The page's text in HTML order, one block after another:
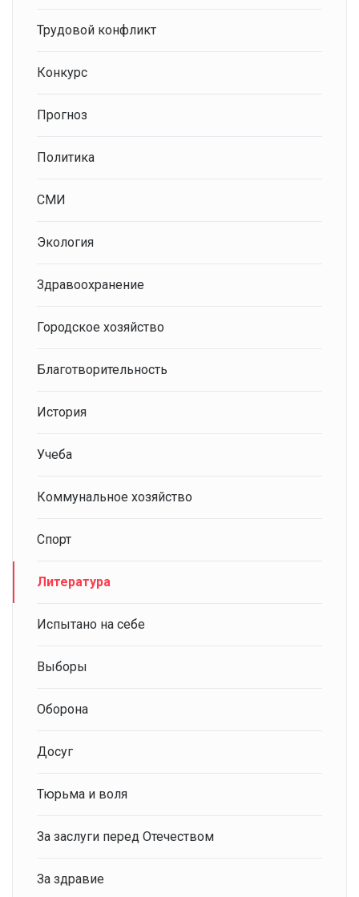
Трудовой конфликт
Конкурс
Прогноз
Политика
СМИ
Экология
Здравоохранение
Городское хозяйство
Благотворительность
История
Учеба
Коммунальное хозяйство
Спорт
Литература
Испытано на себе
Выборы
Оборона
Досуг
Тюрьма и воля
За заслуги перед Отечеством
За здравие